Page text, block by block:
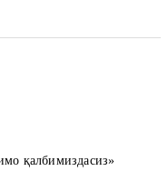
қалбимиздасиз»